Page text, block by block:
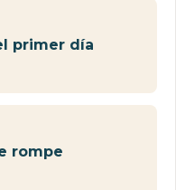
primer día
rompe